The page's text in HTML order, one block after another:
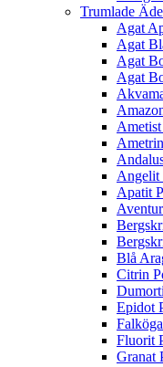
Trumlade
Agat
Agat
Agat
Agat
Angelit
Apatit
Blå
Citrin
Epidot
Fluorit
Granat